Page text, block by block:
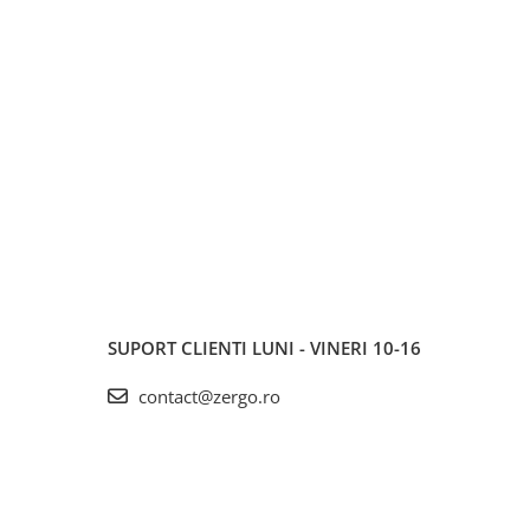
SUPORT CLIENTI LUNI - VINERI 10-16
contact@zergo.ro